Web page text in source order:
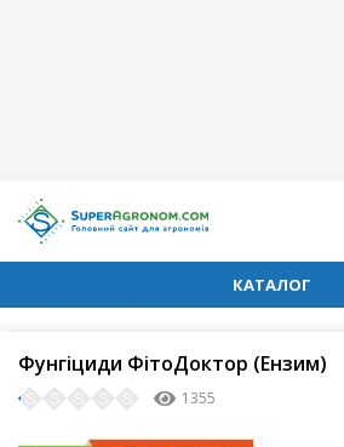
КАТАЛОГ
Фунгіциди ФітоДоктор (Ензим)
1355